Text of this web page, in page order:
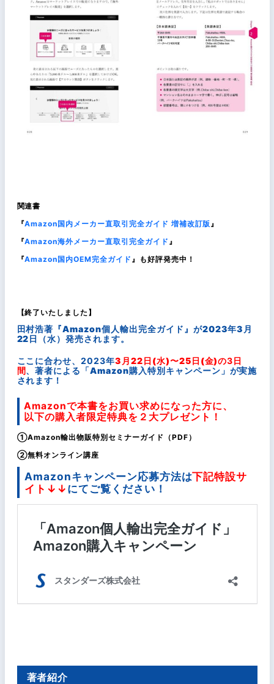
関連書
『Amazon国内メーカー直取引完全ガイド 増補改訂版 』
『Amazon海外メーカー直取引完全ガイド 』
『Amazon国内OEM完全ガイド 』も好評発売中！
【終了いたしました】
田村浩著『Amazon個人輸出完全ガイド』 が2023年3月
22日（水）発売されます。
ここに合わせ、2023年3月22日(水)〜25日(金)の3日
間、著者による 「Amazon購入特別キャンペーン」 が実施
されます！
Amazonで本書をお買い求めになった方に、
以下の購入者限定特典を２大プレゼント！
①Amazon輸出物販特別セミナーガイド（PDF）
②無料オンライン講座
Amazonキャンペーン応募方法は下記特設サ
イト↓↓にてご覧ください！
著者紹介